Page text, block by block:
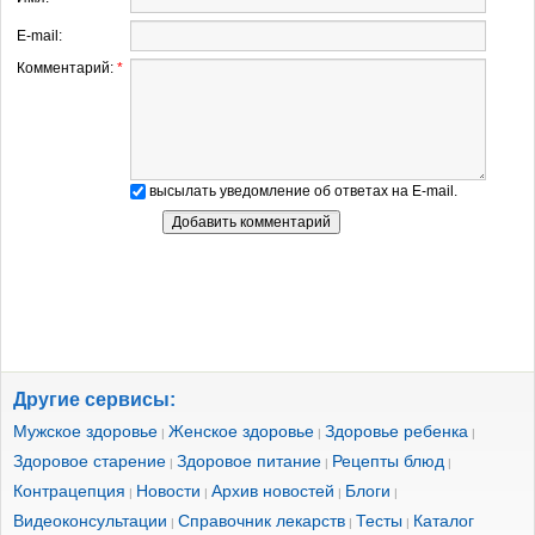
E-mail:
Комментарий: *
высылать уведомление об ответах на E-mail.
Другие сервисы:
Мужское здоровье | Женское здоровье | Здоровье ребенка |
Здоровое старение | Здоровое питание | Рецепты блюд |
Контрацепция | Новости | Архив новостей | Блоги |
Видеоконсультации | Справочник лекарств | Тесты | Каталог